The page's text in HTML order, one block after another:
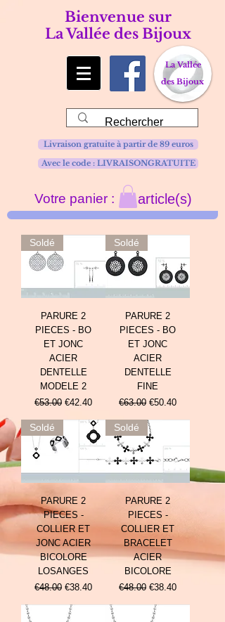
Bienvenue sur
La Vallée des Bijoux
La Vallée
des Bijoux
Avec le code : LIVRAISONGRATUITE
Livraison gratuite à partir de 89 euros
Votre panier : article(s)
Soldé
PARURE 2
PIECES - BO
ET JONC
ACIER
DENTELLE
MODELE 2
Prix original
€53.00 Prix promotionnel
€42.40
Soldé
PARURE 2
PIECES - BO
ET JONC
ACIER
DENTELLE
FINE
Prix original
€63.00 Prix promotionnel
€50.40
Soldé
PARURE 2
PIECES -
COLLIER ET
JONC ACIER
BICOLORE
LOSANGES
Prix original
€48.00 Prix promotionnel
€38.40
Soldé
PARURE 2
PIECES -
COLLIER ET
BRACELET
ACIER
BICOLORE
Prix original
€48.00 Prix promotionnel
€38.40